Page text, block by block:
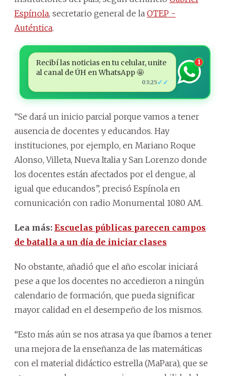
Espínola, secretario general de la OTEP -
Auténtica.
Recibí las noticias en tu celular, unite
al canal de ÚH en WhatsApp 🤩
03:25✓✓
1
“Se dará un inicio parcial porque vamos a tener
ausencia de docentes y educandos. Hay
instituciones, por ejemplo, en Mariano Roque
Alonso, Villeta, Nueva Italia y San Lorenzo donde
los docentes están afectados por el dengue, al
igual que educandos”, precisó Espínola en
comunicación con radio Monumental 1080 AM.
Lea más: Escuelas públicas parecen campos
de batalla a un día de iniciar clases
No obstante, añadió que el año escolar iniciará
pese a que los docentes no accedieron a ningún
calendario de formación, que pueda significar
mayor calidad en el desempeño de los mismos.
“Esto más aún se nos atrasa ya que íbamos a tener
una mejora de la enseñanza de las matemáticas
con el material didáctico estrella (MaPara), que se